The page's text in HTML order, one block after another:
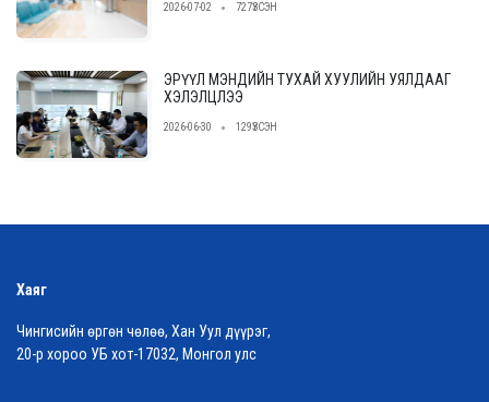
2026-07-02 727ҮЗСЭН
ЭРҮҮЛ МЭНДИЙН ТУХАЙ ХУУЛИЙН УЯЛДААГ
ХЭЛЭЛЦЛЭЭ
2026-06-30 129ҮЗСЭН
Хаяг
Чингисийн өргөн чөлөө, Хан Уул дүүрэг,
20-р хороо УБ хот-17032, Монгол улс